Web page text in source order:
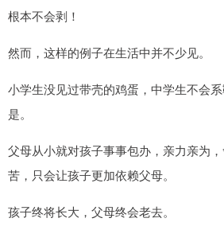
根本不会剥！
然而，这样的例子在生活中并不少见。
小学生没见过带壳的鸡蛋，中学生不会
是。
父母从小就对孩子事事包办，亲力亲为
苦，只会让孩子更加依赖父母。
孩子终将长大，父母终会老去。